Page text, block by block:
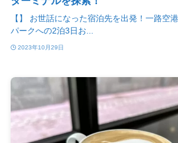
【】 お世話になった宿泊先を出発！一路空
パークへの2泊3日お...
2023年10月29日